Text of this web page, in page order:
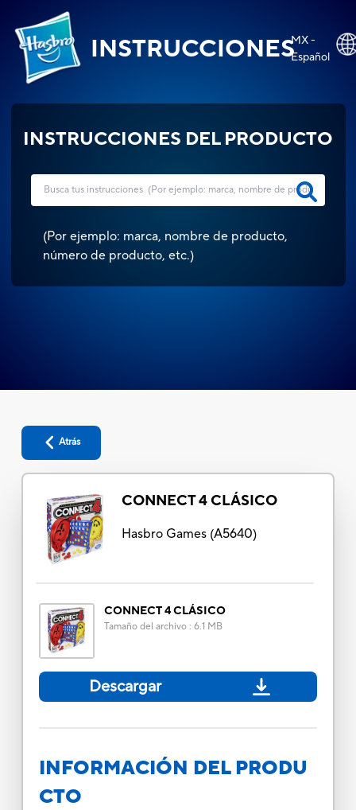
INSTRUCCIONESMX -
Español
INSTRUCCIONES DEL PRODUCTO
(Por ejemplo: marca, nombre de producto,
número de producto, etc.)
Atrás
CONNECT 4 CLÁSICO
Hasbro Games(A5640)
CONNECT 4 CLÁSICO
Tamaño del archivo: 6.1 MB
Descargar
INFORMACIÓN DEL PRODU
CTO